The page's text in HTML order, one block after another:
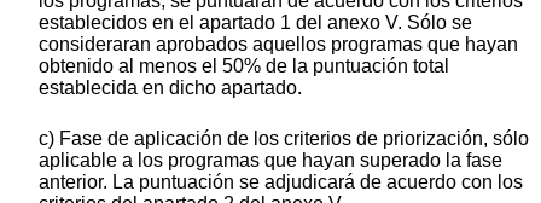
establecidos en el apartado 1 del anexo V. Sólo se
consideraran aprobados aquellos programas que hayan
obtenido al menos el 50% de la puntuación total
establecida en dicho apartado.
c) Fase de aplicación de los criterios de priorización, sólo
aplicable a los programas que hayan superado la fase
anterior. La puntuación se adjudicará de acuerdo con los